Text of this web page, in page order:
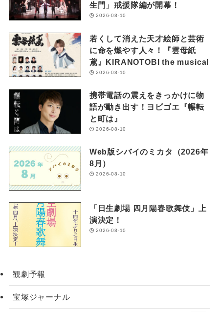
生門」戒援隊編が開幕！
2026-08-10
若くして消えた天才絵師と芸術
に命を燃やす人々！『雲母紙
鳶』KIRANOTOBI the musical
2026-08-10
携帯電話の震えをきっかけに物
語が動き出す！ヨビゴエ『輾転
と町は』
2026-08-10
Web版シバイのミカタ（2026年
8月）
2026-08-10
「日生劇場 四月陽春歌舞伎」上
演決定！
2026-08-10
観劇予報
宝塚ジャーナル